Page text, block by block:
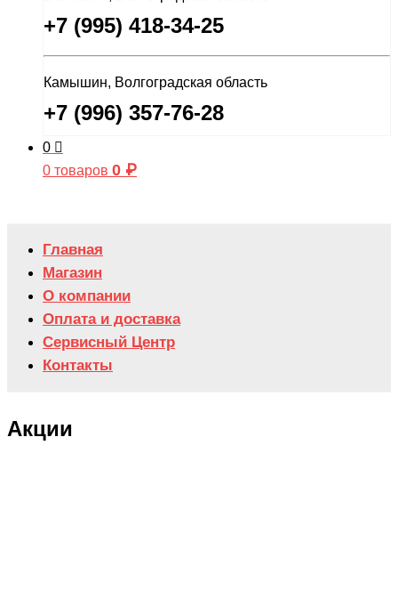
+7 (995) 418-34-25
Камышин, Волгоградская область
+7 (996) 357-76-28
0
0 товаров 0 ₽
Главная
Магазин
О компании
Оплата и доставка
Сервисный Центр
Контакты
Акции